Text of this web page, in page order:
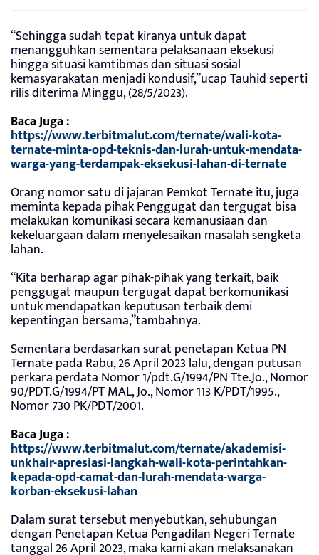
“Sehingga sudah tepat kiranya untuk dapat
menangguhkan sementara pelaksanaan eksekusi
hingga situasi kamtibmas dan situasi sosial
kemasyarakatan menjadi kondusif,”ucap Tauhid seperti
rilis diterima Minggu, (28/5/2023).
Baca Juga :
https://www.terbitmalut.com/ternate/wali-kota-
ternate-minta-opd-teknis-dan-lurah-untuk-mendata-
warga-yang-terdampak-eksekusi-lahan-di-ternate
Orang nomor satu di jajaran Pemkot Ternate itu, juga
meminta kepada pihak Penggugat dan tergugat bisa
melakukan komunikasi secara kemanusiaan dan
kekeluargaan dalam menyelesaikan masalah sengketa
lahan.
“Kita berharap agar pihak-pihak yang terkait, baik
penggugat maupun tergugat dapat berkomunikasi
untuk mendapatkan keputusan terbaik demi
kepentingan bersama,”tambahnya.
Sementara berdasarkan surat penetapan Ketua PN
Ternate pada Rabu, 26 April 2023 lalu, dengan putusan
perkara perdata Nomor 1/pdt.G/1994/PN Tte.Jo., Nomor
90/PDT.G/1994/PT MAL, Jo., Nomor 113 K/PDT/1995.,
Nomor 730 PK/PDT/2001.
Baca Juga :
https://www.terbitmalut.com/ternate/akademisi-
unkhair-apresiasi-langkah-wali-kota-perintahkan-
kepada-opd-camat-dan-lurah-mendata-warga-
korban-eksekusi-lahan
Dalam surat tersebut menyebutkan, sehubungan
dengan Penetapan Ketua Pengadilan Negeri Ternate
tanggal 26 April 2023, maka kami akan melaksanakan